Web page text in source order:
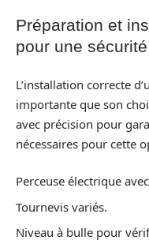
Préparation et
pour une
L’installation correcte
importante que son
avec précision pour
nécessaires pour cette
Perceuse électrique
Tournevis variés.
Niveau à bulle pour